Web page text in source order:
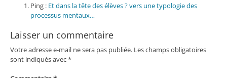
Ping : Et dans la tête des élèves ? vers une typologie des
processus mentaux…
Laisser un commentaire
Votre adresse e-mail ne sera pas publiée. Les champs obligatoires
sont indiqués avec*